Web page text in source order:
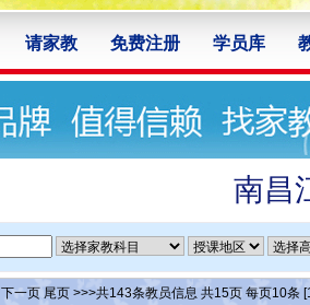
请家教 免费注册 学员库
南昌
下一页 尾页 >>>共143条教员信息 共15页 每页10条